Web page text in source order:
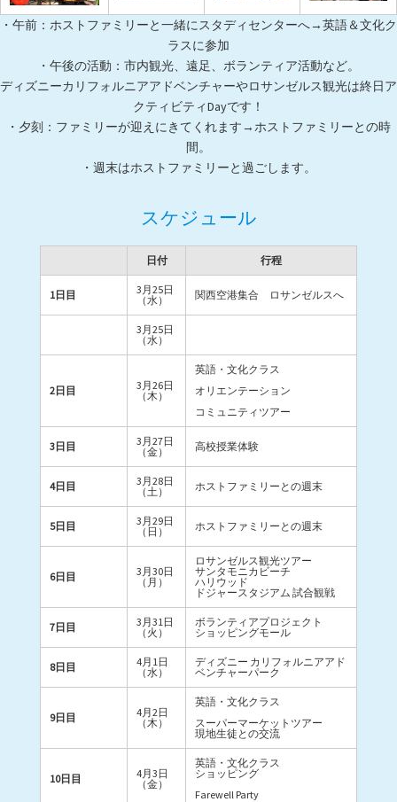
・午前：ホストファミリーと一緒にスタディセンターへ→英語＆文化ク
ラスに参加
・午後の活動：市内観光、遠足、ボランティア活動など。
ディズニーカリフォルニアアドベンチャーやロサンゼルス観光は終日ア
クティビティDayです！
・夕刻：ファミリーが迎えにきてくれます→ホストファミリーとの時
間。
・週末はホストファミリーと過ごします。
スケジュール
日付 行程
1日目
3月25日
（水）
関西空港集合 ロサンゼルスへ
3月25日
（水）
2日目
3月26日
（木）
英語・文化クラス
オリエンテーション
コミュニティツアー
3日目
3月27日
（金）
高校授業体験
4日目
3月28日
（土）
ホストファミリーとの週末
5日目
3月29日
（日）
ホストファミリーとの週末
6日目
3月30日
（月）
ロサンゼルス観光ツアー
サンタモニカビーチ
ハリウッド
ドジャースタジアム 試合観戦
7日目
3月31日
（火）
ボランティアプロジェクト
ショッピングモール
8日目
4月1日
（水）
ディズニー カリフォルニアアド
ベンチャーパーク
9日目
4月2日
（木）
英語・文化クラス
スーパーマーケットツアー
現地生徒との交流
10日目
4月3日
（金）
英語・文化クラス
ショッピング
Farewell Party